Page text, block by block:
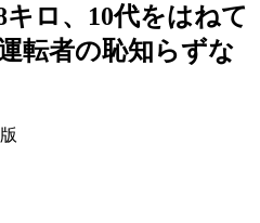
ロ、10代をはねて
転者の恥知らずな